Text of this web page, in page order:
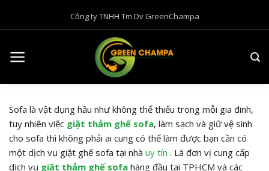
Công ty TNHH Tm Dv GreenChampa
Sofa là vật dụng hầu như không thể thiếu trong mỗi gia đinh,
tuy nhiên việc giặt thảm ghế sofa, làm sạch và giữ vệ sinh
cho sofa thì không phải ai cung có thể làm được bạn cần có
một dịch vụ giặt ghế sofa tại nhà uy tín . Là đơn vị cung cấp
dịch vụ giặt thảm ghế sofa hàng đầu tại TPHCM và các